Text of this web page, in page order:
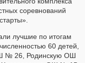
соревнований
лучшие по итогам
60 детей,
№ 26, Родинскую ОШ